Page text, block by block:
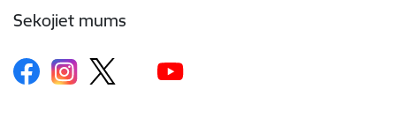
Sekojiet mums